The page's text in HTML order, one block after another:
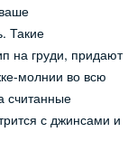
Такие
на груди, придают
молнии во всю
считанные
с джинсами и